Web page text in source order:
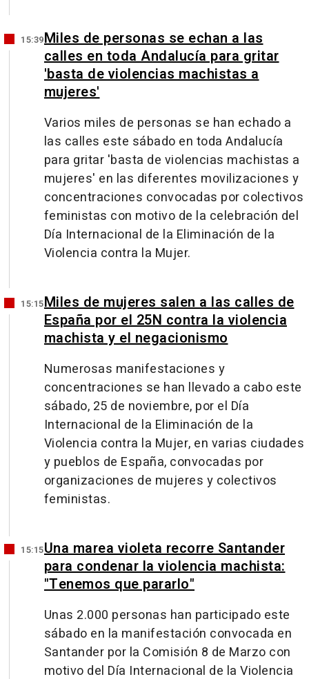
15:39Miles de personas se echan a las
calles en toda Andalucía para gritar
'basta de violencias machistas a
mujeres'
Varios miles de personas se han echado a
las calles este sábado en toda Andalucía
para gritar 'basta de violencias machistas a
mujeres' en las diferentes movilizaciones y
concentraciones convocadas por colectivos
feministas con motivo de la celebración del
Día Internacional de la Eliminación de la
Violencia contra la Mujer.
15:15Miles de mujeres salen a las calles de
España por el 25N contra la violencia
machista y el negacionismo
Numerosas manifestaciones y
concentraciones se han llevado a cabo este
sábado, 25 de noviembre, por el Día
Internacional de la Eliminación de la
Violencia contra la Mujer, en varias ciudades
y pueblos de España, convocadas por
organizaciones de mujeres y colectivos
feministas.
15:15Una marea violeta recorre Santander
para condenar la violencia machista:
"Tenemos que pararlo"
Unas 2.000 personas han participado este
sábado en la manifestación convocada en
Santander por la Comisión 8 de Marzo con
motivo del Día Internacional de la Violencia